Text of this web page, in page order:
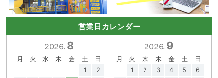
営業日カレンダー
2026. 8
月 火 水 木 金 土
日
1
2
2026. 9
月 火 水 木 金 土
日
1
2 3 4 5
6